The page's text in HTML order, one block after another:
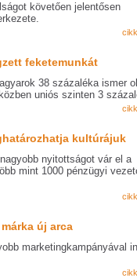
követően jelentősen
feketemunkát
38 százaléka ismer
uniós szinten 3
kultúrájuk
nyitottságot vár el a
mint 1000 pénzügyi
új arca
marketingkampányával